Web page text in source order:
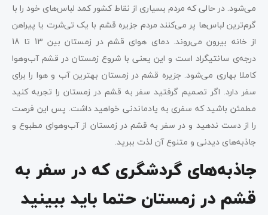
می‌شود. در حالی که مردم بسیاری از نقاط کشور کمد لباس‌های خود را با
گرم‌ترین لباس‌ها پر می‌کنند مردم جزیره قشم با یک تی‌شرت یا پیراهن
از خانه بیرون می‌روند. دمای هوای قشم در زمستان بین 13 تا 18
درجه‌ی سانتیگراد است و این یعنی با شروع زمستان در قشم آب‌و‌هوا
کاملا بهاری می‌شود. جزیره قشم در زمستان بهترین آب و هوا را برای
سفر دارد. اگر تصمیم گرفتید سفر به قشم در زمستان را تجربه کنید
مطمئن باشید که سفری به یادماندنی خواهید داشت. پس این فرصت
را از دست ندهید و در سفر به قشم در زمستان از آب‌وهوای مطبوع و
جاذبه‌های دیدنی و متنوع آن لذت ببرید.
جاذبه‌های گردشگری که در سفر به
قشم در زمستان حتما باید ببینید